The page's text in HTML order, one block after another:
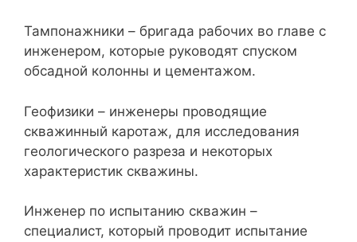
Тампонажники – бригада рабочих во главе с
инженером, которые руководят спуском
обсадной колонны и цементажом.
Геофизики – инженеры проводящие
скважинный каротаж, для исследования
геологического разреза и некоторых
характеристик скважины.
Инженер по испытанию скважин –
специалист, который проводит испытание